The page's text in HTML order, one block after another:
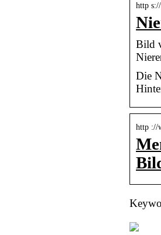
http
Bild
Die
http ://